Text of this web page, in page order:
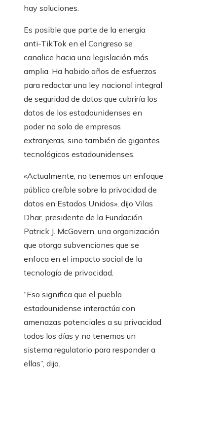
hay soluciones.
Es posible que parte de la energía
anti-TikTok en el Congreso se
canalice hacia una legislación más
amplia. Ha habido años de esfuerzos
para redactar una ley nacional integral
de seguridad de datos que cubriría los
datos de los estadounidenses en
poder no solo de empresas
extranjeras, sino también de gigantes
tecnológicos estadounidenses.
«Actualmente, no tenemos un enfoque
público creíble sobre la privacidad de
datos en Estados Unidos», dijo Vilas
Dhar, presidente de la Fundación
Patrick J. McGovern, una organización
que otorga subvenciones que se
enfoca en el impacto social de la
tecnología de privacidad.
“Eso significa que el pueblo
estadounidense interactúa con
amenazas potenciales a su privacidad
todos los días y no tenemos un
sistema regulatorio para responder a
ellas”, dijo.